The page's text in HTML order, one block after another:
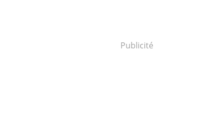
Publicité